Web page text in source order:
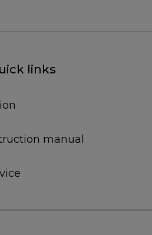
links
manual